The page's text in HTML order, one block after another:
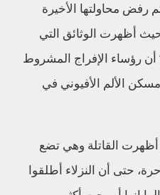
رفض محاولتها الأخيرة
أظهرت الوثائق التي
أن رؤساء الإفراج المشروط
مسكن الألم الأفيوني في
القاتلة وهي تضع
حتى أن النزلاء أطلقوا